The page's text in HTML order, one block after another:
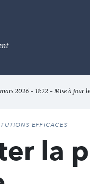
2026 - 11:22 - Mise à jour
EFFICACES
la